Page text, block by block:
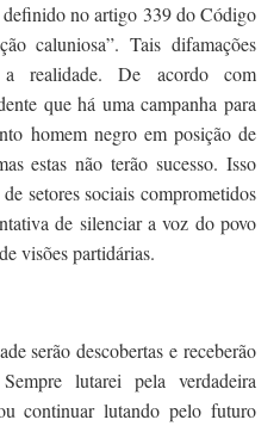
definido no artigo 339 do Código
caluniosa”. Tais difamações
realidade. De acordo com
que há uma campanha para
homem negro em posição de
estas não terão sucesso. Isso
setores sociais comprometidos
de silenciar a voz do povo
visões partidárias.
serão descobertas e receberão
lutarei pela verdadeira
continuar lutando pelo futuro